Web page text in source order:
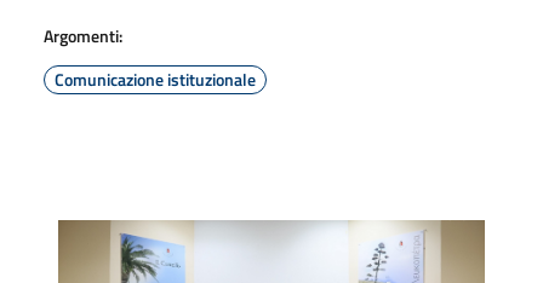
Argomenti:
Comunicazione istituzionale